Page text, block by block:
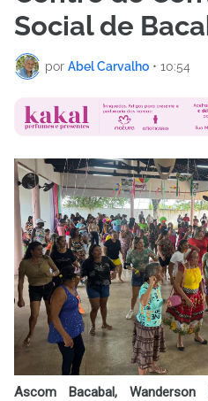
Social de
por Abel Carvalho • 10:54
Ascom Bacabal, Wanderson